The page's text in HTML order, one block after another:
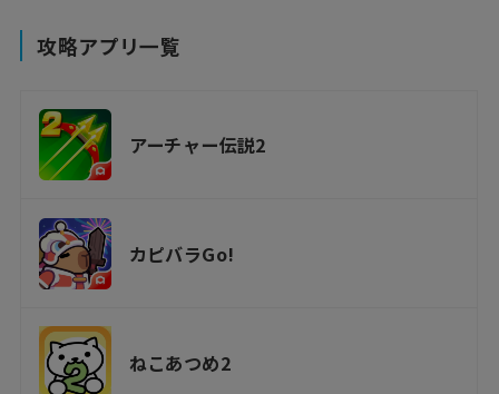
攻略アプリ一覧
アーチャー伝説2
カピバラGo!
ねこあつめ2